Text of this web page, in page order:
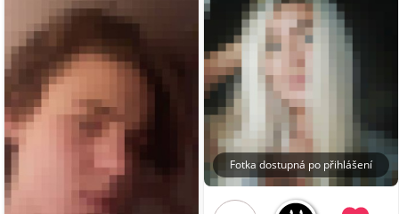
Fotka dostupná po přihlášení